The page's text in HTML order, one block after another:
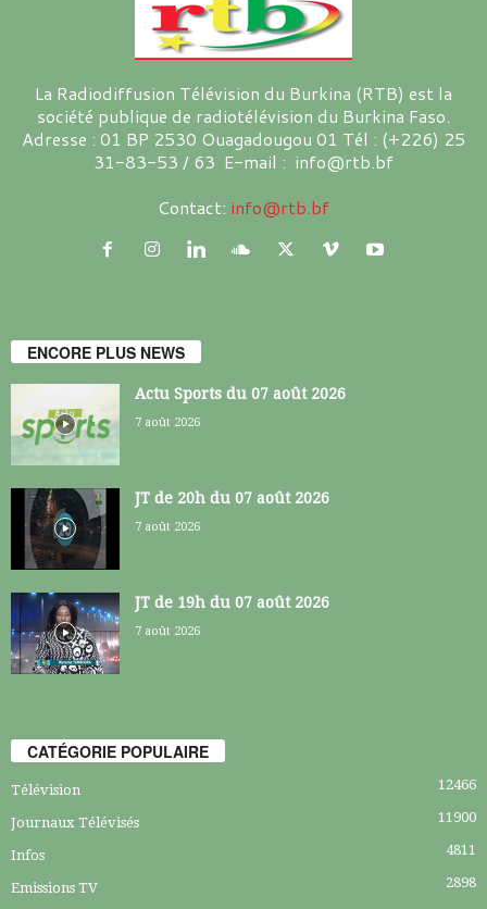
La Radiodiffusion Télévision du Burkina (RTB) est la
société publique de radiotélévision du Burkina Faso.
Adresse : 01 BP 2530 Ouagadougou 01 Tél : (+226) 25
31-83-53 / 63 E-mail : info@rtb.bf
Contact: info@rtb.bf
ENCORE PLUS NEWS
Actu Sports du 07 août 2026
7 août 2026
JT de 20h du 07 août 2026
7 août 2026
JT de 19h du 07 août 2026
7 août 2026
CATÉGORIE POPULAIRE
Télévision 12466
Journaux Télévisés 11900
Infos 4811
Emissions TV
2898